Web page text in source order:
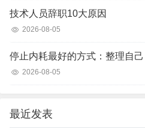
技术人员辞职10大原因
2026-08-05
停止内耗最好的方式：整理自己
2026-08-05
最近发表